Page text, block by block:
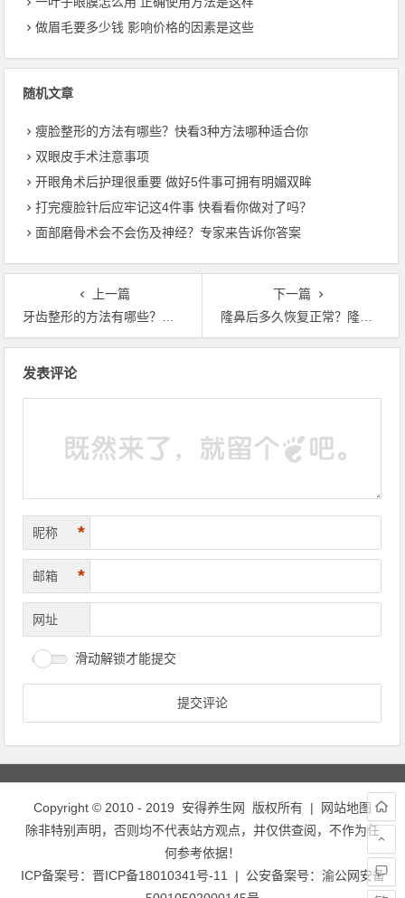
做眉毛要多少钱 影响价格的因素是这些
随机文章
瘦脸整形的方法有哪些？快看3种方法哪种适合你
双眼皮手术注意事项
开眼角术后护理很重要 做好5件事可拥有明媚双眸
打完瘦脸针后应牢记这4件事 快看看你做对了吗？
面部磨骨术会不会伤及神经？专家来告诉你答案
上一篇
牙齿整形的方法有哪些？这6种矫正方式最常见
下一篇
隆鼻后多久恢复正常？隆鼻的3种后遗症不可忽视
发表评论
昵称 *
邮箱 *
网址
滑动解锁才能提交
Copyright © 2010 - 2019 安得养生网 版权所有 |
网站地图
除非特别声明，否则均不代表站方观点，并仅供查阅，不作为任
何参考依据！
ICP备案号： 晋ICP备18010341号-11 | 公安备案号： 渝公网安备